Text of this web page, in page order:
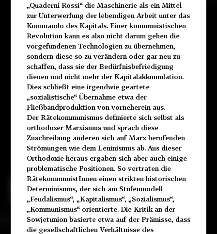
„Quaderni Rossi“ die Maschinerie als ein Mittel
zur Unterwerfung der lebendigen Arbeit unter das
Kommando des Kapitals. Einer kommunistischen
Revolution kann es also nicht darum gehen die
vorgefundenen Technologien zu übernehmen,
sondern diese so zu verändern oder gar neu zu
schaffen, dass sie der Bedürfnisbefriedigung
dienen und nicht mehr der Kapitalakkumulation.
Dies schließt eine irgendwie geartete
„sozialistische“ Übernahme etwa der
Fließbandproduktion von vorneherein aus.
Der Rätekommunismus definierte sich selbst als
orthodoxer Marxismus und sprach diese
Zuschreibung anderen sich auf Marx berufenden
Strömungen wie dem Leninismus ab. Aus dieser
Orthodoxie heraus ergaben sich aber auch einige
problematische Positionen. So vertraten die
RätekommunistInnen einen strikten historischen
Determinismus, der sich am Stufenmodell
„Feudalismus“, „Kapitalismus“, „Sozialismus“,
„Kommunismus“ orientierte. Die Kritik an der
Sowjetunion basierte etwa auf der Prämisse, dass
die gesellschaftlichen Verhältnisse des